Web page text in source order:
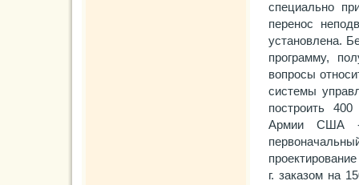
специально
перенос
установлена.
программу,
вопросы
системы
построить
Армии США -
г. заказом на